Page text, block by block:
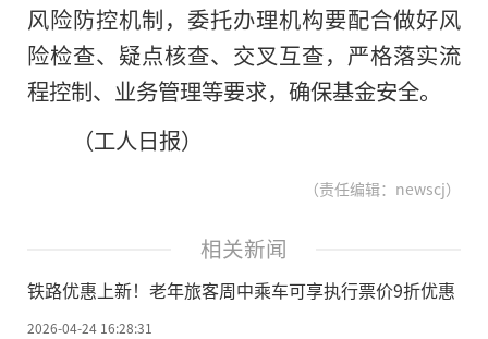
风险防控机制，委托办理机构要配合做好风
险检查、疑点核查、交叉互查，严格落实流
程控制、业务管理等要求，确保基金安全。
（工人日报）
（责任编辑：newscj）
相关新闻
铁路优惠上新！老年旅客周中乘车可享执行票价9折优惠
2026-04-24 16:28:31